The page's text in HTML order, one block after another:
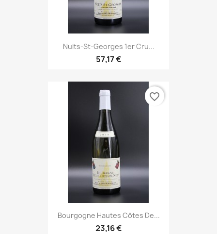
Nuits-St-Georges 1er Cru...
57,17 €
Bourgogne Hautes Côtes De...
23,16 €
favorite_border